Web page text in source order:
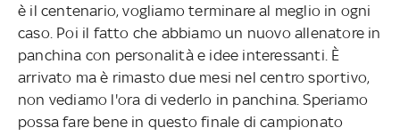
è il centenario, vogliamo terminare al meglio in ogni
caso. Poi il fatto che abbiamo un nuovo allenatore in
panchina con personalità e idee interessanti. È
arrivato ma è rimasto due mesi nel centro sportivo,
non vediamo l'ora di vederlo in panchina. Speriamo
possa fare bene in questo finale di campionato